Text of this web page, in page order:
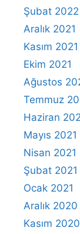
Şubat 2022
Aralık 2021
Kasım 2021
Ekim 2021
Ağustos
Temmuz
Haziran
Mayıs 2021
Nisan 2021
Şubat 2021
Ocak 2021
Aralık 2020
Kasım 2020